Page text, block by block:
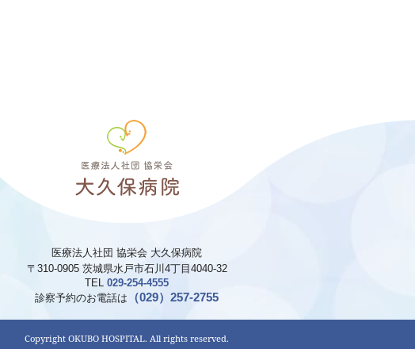
医療法人社団 協栄会 大久保病院
〒 310-0905 茨城県水戸市石川4丁目4040-32
TEL 029-254-4555
診察予約のお電話は
（029）257-2755
Copyright OKUBO HOSPITAL. All rights reserved.